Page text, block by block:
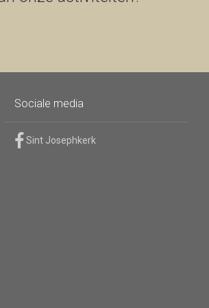
Sociale media
Sint Josephkerk